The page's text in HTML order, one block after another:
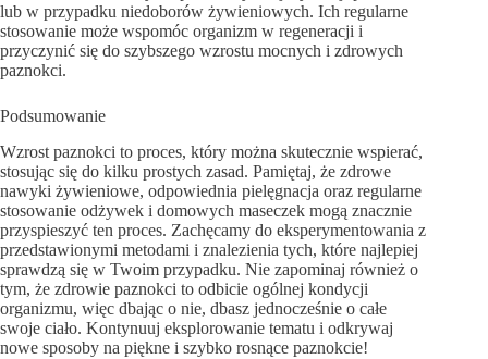
lub w przypadku niedoborów żywieniowych. Ich regularne
stosowanie może wspomóc organizm w regeneracji i
przyczynić się do szybszego wzrostu mocnych i zdrowych
paznokci.
Podsumowanie
Wzrost paznokci to proces, który można skutecznie wspierać,
stosując się do kilku prostych zasad. Pamiętaj, że zdrowe
nawyki żywieniowe, odpowiednia pielęgnacja oraz regularne
stosowanie odżywek i domowych maseczek mogą znacznie
przyspieszyć ten proces. Zachęcamy do eksperymentowania z
przedstawionymi metodami i znalezienia tych, które najlepiej
sprawdzą się w Twoim przypadku. Nie zapominaj również o
tym, że zdrowie paznokci to odbicie ogólnej kondycji
organizmu, więc dbając o nie, dbasz jednocześnie o całe
swoje ciało. Kontynuuj eksplorowanie tematu i odkrywaj
nowe sposoby na piękne i szybko rosnące paznokcie!